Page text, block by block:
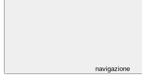
navigazione